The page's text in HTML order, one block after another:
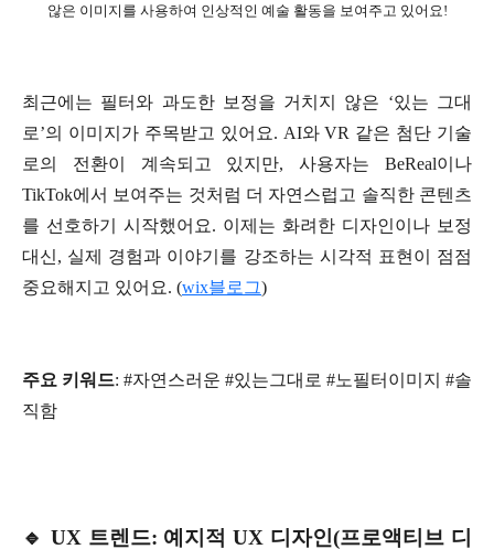
않은 이미지를 사용하여 인상적인 예술 활동을 보여주고 있어요!
최근에는 필터와 과도한 보정을 거치지 않은 ‘있는 그대
로’의 이미지가 주목받고 있어요. AI와 VR 같은 첨단 기술
로의 전환이 계속되고 있지만, 사용자는 BeReal이나
TikTok에서 보여주는 것처럼 더 자연스럽고 솔직한 콘텐츠
를 선호하기 시작했어요. 이제는 화려한 디자인이나 보정
대신, 실제 경험과 이야기를 강조하는 시각적 표현이 점점
중요해지고 있어요. (wix블로그)
주요 키워드: #자연스러운 #있는그대로 #노필터이미지 #솔
직함
🔹 UX 트렌드: 예지적 UX 디자인(프로액티브 디